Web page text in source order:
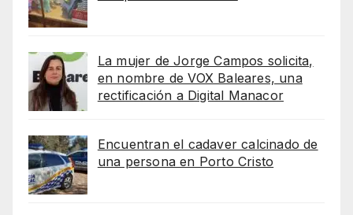
La mujer de Jorge Campos solicita,
en nombre de VOX Baleares, una
rectificación a Digital Manacor
Encuentran el cadaver calcinado de
una persona en Porto Cristo